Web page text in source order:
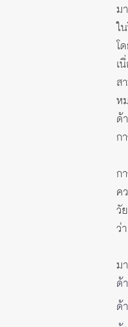
ม
ใ
โ
เ
ส
ห
ด้
ก
ก
ค
วั
ว่
ม
ด้
ด้